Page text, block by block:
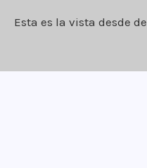
Esta es la vista desde